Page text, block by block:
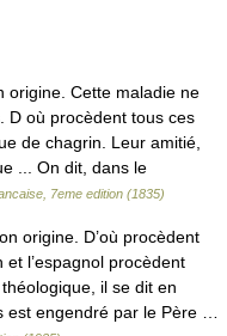
Cette maladie ne
D où procèdent tous ces
de chagrin. Leur amitié,
... On dit, dans le
7eme edition (1835)
origine. D’où procèdent
et l’espagnol procèdent
il se dit en
est engendré par le Père …